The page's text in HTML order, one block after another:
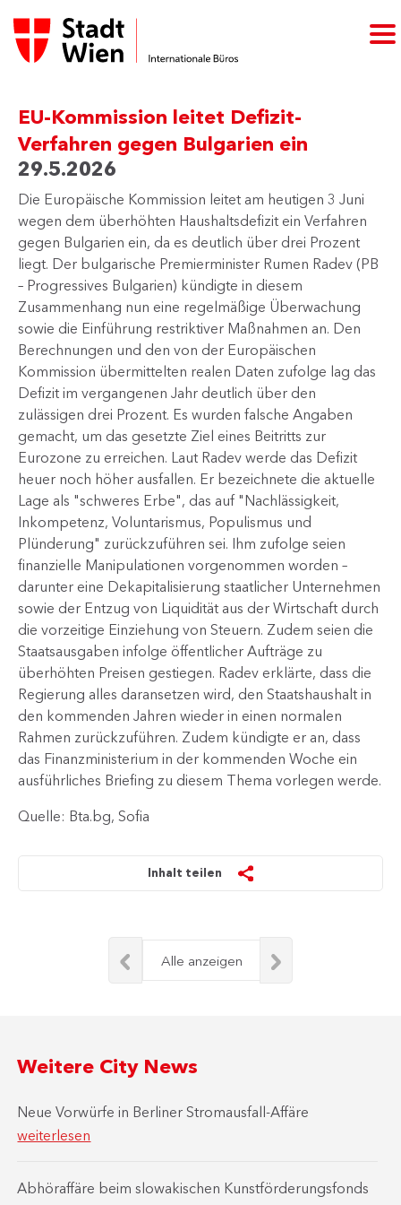
EU-Kommission leitet Defizit-
Verfahren gegen Bulgarien ein
29.5.2026
Die Europäische Kommission leitet am heutigen 3 Juni
wegen dem überhöhten Haushaltsdefizit ein Verfahren
gegen Bulgarien ein, da es deutlich über drei Prozent
liegt. Der bulgarische Premierminister Rumen Radev (PB
– Progressives Bulgarien) kündigte in diesem
Zusammenhang nun eine regelmäßige Überwachung
sowie die Einführung restriktiver Maßnahmen an. Den
Berechnungen und den von der Europäischen
Kommission übermittelten realen Daten zufolge lag das
Defizit im vergangenen Jahr deutlich über den
zulässigen drei Prozent. Es wurden falsche Angaben
gemacht, um das gesetzte Ziel eines Beitritts zur
Eurozone zu erreichen. Laut Radev werde das Defizit
heuer noch höher ausfallen. Er bezeichnete die aktuelle
Lage als "schweres Erbe", das auf "Nachlässigkeit,
Inkompetenz, Voluntarismus, Populismus und
Plünderung" zurückzuführen sei. Ihm zufolge seien
finanzielle Manipulationen vorgenommen worden –
darunter eine Dekapitalisierung staatlicher Unternehmen
sowie der Entzug von Liquidität aus der Wirtschaft durch
die vorzeitige Einziehung von Steuern. Zudem seien die
Staatsausgaben infolge öffentlicher Aufträge zu
überhöhten Preisen gestiegen. Radev erklärte, dass die
Regierung alles daransetzen wird, den Staatshaushalt in
den kommenden Jahren wieder in einen normalen
Rahmen zurückzuführen. Zudem kündigte er an, dass
das Finanzministerium in der kommenden Woche ein
ausführliches Briefing zu diesem Thema vorlegen werde.
Quelle: Bta.bg, Sofia
Inhalt teilen
Alle anzeigen
Weitere City News
Neue Vorwürfe in Berliner Stromausfall-Affäre
weiterlesen
Abhöraffäre beim slowakischen Kunstförderungsfonds